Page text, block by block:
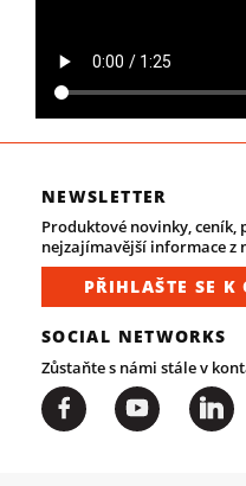
NEWSLETTER
Produktové novinky, ceník,
nejzajímavější informace z
PŘIHLAŠTE SE K
SOCIAL NETWORKS
Zůstaňte s námi stále v